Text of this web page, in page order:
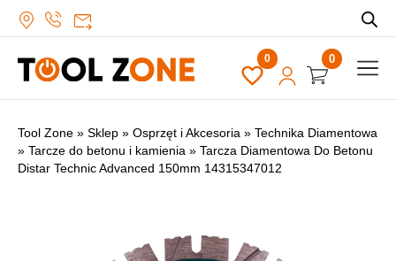
0
Tool Zone » Sklep » Osprzęt i Akcesoria » Technika Diamentowa
» Tarcze do betonu i kamienia » Tarcza Diamentowa Do Betonu
Distar Technic Advanced 150mm 14315347012